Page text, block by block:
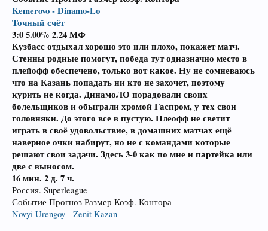
Kemerovo - Dinamo-Lo
Точный счёт
3:0 5.00% 2.24МФ
Кузбасс отдыхал хорошо это или плохо, покажет матч.
Стенны родные помогут, победа тут одназначно место в
плейофф обеспечено, только вот какое. Ну не сомневаюсь
что на Казань попадать ни кто не захочет, поэтому
курить не когда. ДинамоЛО порадовали своих
болельщиков и обыграли хромой Гаспром, у тех свои
головняки. До этого все в пустую. Плеофф не светит
играть в своё удовольствие, в домашних матчах ещё
наверное очки набирут, но не с командами которые
решают свои задачи. Здесь 3-0 как по мне и партейка или
две с выносом.
16 мин. 2 д. 7 ч.
Россия. Superleague
Событие Прогноз Размер Коэф. Контора
Novyi Urengoy - Zenit Kazan